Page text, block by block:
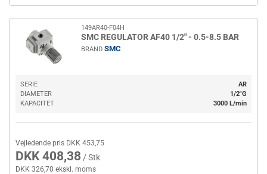
149AR40-F04H
SMC REGULATOR AF40 1/2" - 0.5-8.5 BAR
BRAND SMC
SERIE
AR
DIAMETER
1/2"G
KAPACITET
3000 L/min
Vejledende pris DKK 453,75
DKK 408,38 / Stk
DKK 326,70 ekskl. moms